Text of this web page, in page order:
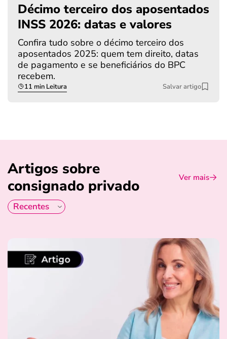
Décimo terceiro dos aposentados
INSS 2026: datas e valores
Confira tudo sobre o décimo terceiro dos
aposentados 2025: quem tem direito, datas
de pagamento e se beneficiários do BPC
recebem.
11 min Leitura Salvar artigo
Artigos sobre
consignado privado
Ver mais